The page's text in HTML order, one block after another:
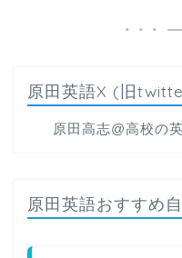
原田英語X (旧
原田高志@高校の
原田英語おすすめ